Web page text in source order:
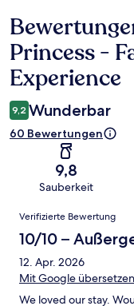
Bewertungen
Princess -
Experience
9,2 Wunderbar
60 Bewertungen
9,8
Sauberkeit
Bewertungen
Verifizierte Bewertung
10/10 –
12. Apr. 2026
Mit Google übersetzen
We loved our stay.